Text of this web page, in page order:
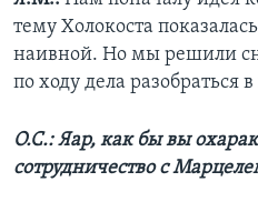
тему Холокоста
наивной. Но мы решили
по ходу дела разобраться
О.С.: Яар, как бы вы
сотрудничество с